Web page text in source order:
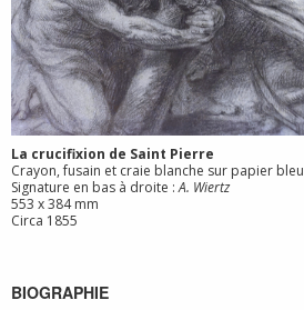
La crucifixion de Saint Pierre
Crayon, fusain et craie blanche sur papier bleu
Signature en bas à droite :A. Wiertz
553 x 384 mm
Circa 1855
BIOGRAPHIE